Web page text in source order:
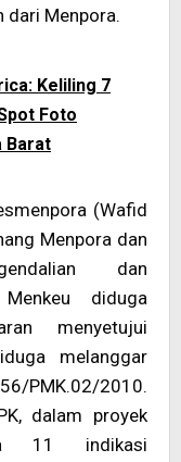
dari Menpora.
Keliling 7
Foto
Barat
(Wafid
Menpora dan
dan
Menkeu diduga
menyetujui
melanggar
PMK.02/2010.
dalam proyek
11 indikasi